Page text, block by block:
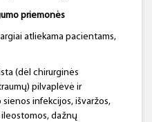
priemonės
atliekama pacientams,
(dėl chirurginės
pilvaplėvė ir
infekcijos, išvaržos,
dažnų